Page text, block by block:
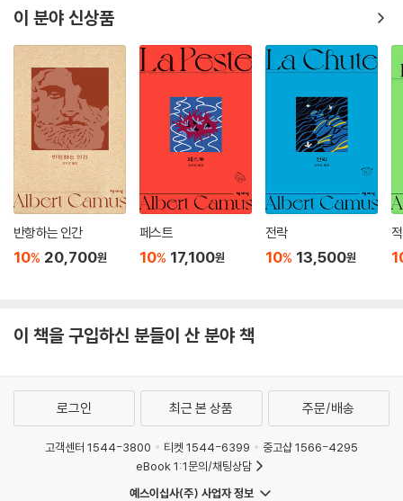
을 역설하는 소리가 고막을 울려 대는 이 시대에도 마음의 소리에 도전하
는 내면의 자아가 있는 것이다.
인간이 자신에게 이르고자 하는 것은 청년기나 인생의 어느 한 단계에 국
한되는 일이 아니다. 『데미안』의 싱클레어는 자기 앞에 놓인 고비를 비껴
돌아가지 않고 모두 겪어 냈다. 그런 후에야 비로소 내면의 목소리에 귀를
기울일 수 있었다. 분주한 삶에 치여 지쳤을 때, 삶의 무의미성을 느끼며 문
득 ‘나의 길’이 무엇인지에 대한 질문에 답을 얻고 싶을 때, 『데미안』 속 싱
클레어의 여정을 함께하며 다시금 자아가 진정 원하는 것을 마주하게 될
것이다. 지금이야말로 자기 내면의 어두운 거울 속에 있는 친구 데미안과
마주할 시간이다.
이 분야 신상품
반항하는 인간
10% 20,700원
페스트
10% 17,100원
전락
10% 13,500원
이 책을 구입하신 분들이 산 분야 책
로그인 최근 본 상품 주문/배송
고객센터 1544-3800 티켓 1544-6399
중고샵 1566-4295
eBook 1:1문의/채팅상담
예스이십사(주) 사업자 정보